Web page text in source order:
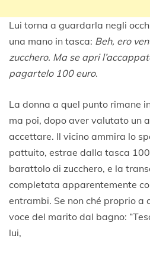
Lui torna a guardarla negli
una mano in tasca: Beh, ero
zucchero. Ma se apri
pagartelo 100 euro.
La donna a quel punto rimane
ma poi, dopo aver valutato un
accettare. Il vicino ammira lo
pattuito, estrae dalla tasca
barattolo di zucchero, e la
completata apparentemente
entrambi. Se non ché proprio a
voce del marito dal bagno:
lui,